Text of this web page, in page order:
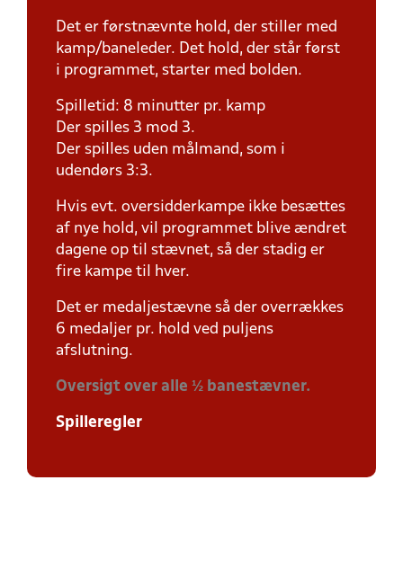
Det er førstnævnte hold, der stiller med
kamp/baneleder. Det hold, der står først
i programmet, starter med bolden.
Spilletid: 8 minutter pr. kamp
Der spilles 3 mod 3.
Der spilles uden målmand, som i
udendørs 3:3.
Hvis evt. oversidderkampe ikke besættes
af nye hold, vil programmet blive ændret
dagene op til stævnet, så der stadig er
fire kampe til hver.
Det er medaljestævne så der overrækkes
6 medaljer pr. hold ved puljens
afslutning.
Oversigt over alle ½ banestævner.
Spilleregler